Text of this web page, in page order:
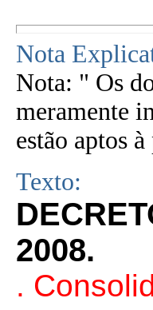
Nota
Nota: " Os
meramente
estão aptos
Texto:
2008.
.